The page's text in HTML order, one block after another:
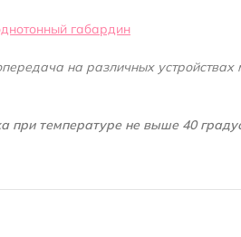
габардин
на различных
при температуре не выше 40